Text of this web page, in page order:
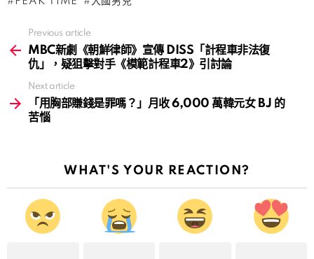
more
Previous article
MBC新劇《朝鮮律師》宣傳 DISS「計程車非法復
仇」，疑狙擊對手《模範計程車2》引討論
Next article
「用胸部賺錢是罪嗎？」月收 6,000 萬韓元女 BJ 的
苦惱
WHAT'S YOUR REACTION?